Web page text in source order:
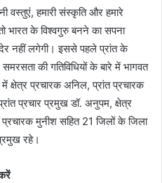
वस्तुएं, हमारी संस्कृति और हमारे
भारत के विश्वगुरु बनने का सपना
नहीं लगेगी। इससे पहले प्रांत के
की गतिविधियों के बारे में भागवत
क्षेत्र प्रचारक अनिल, प्रांत प्रचारक
प्रचार प्रमुख डॉ. अनुपम, क्षेत्र
मुनीश सहित 21 जिलों के जिला
रहे।